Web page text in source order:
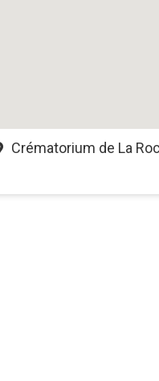
Crématorium de La